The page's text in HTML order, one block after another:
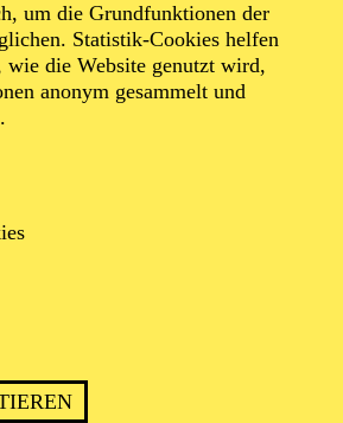
um die Grundfunktionen der
Statistik-Cookies helfen
wie die Website genutzt wird,
anonym gesammelt und
wurde in Wien geboren und erhielt